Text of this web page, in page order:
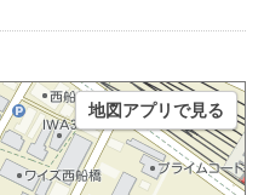
地図アプリで見る